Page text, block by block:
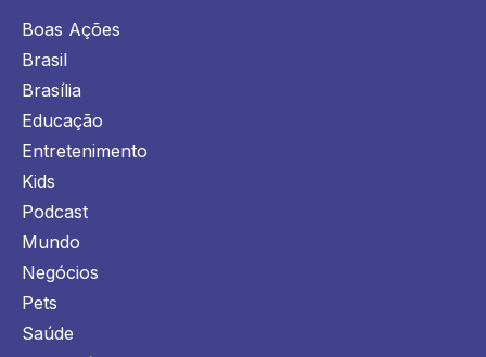
Boas Ações
Brasil
Brasília
Educação
Entretenimento
Kids
Podcast
Mundo
Negócios
Pets
Saúde